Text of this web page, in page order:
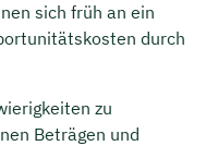
sich früh an ein
durch
zu
Beträgen und